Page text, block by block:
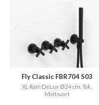
Fly Classic FBR704 S03
XL Rain DeLux Ø24 cm, Tak,
Mattsvart